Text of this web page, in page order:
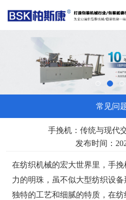
常见问
手挽机：传统与现代
发布时间：
在纺织机械的宏大世界里，手
力的明珠，虽不似大型纺织设
独特的工艺和细腻的特质，在